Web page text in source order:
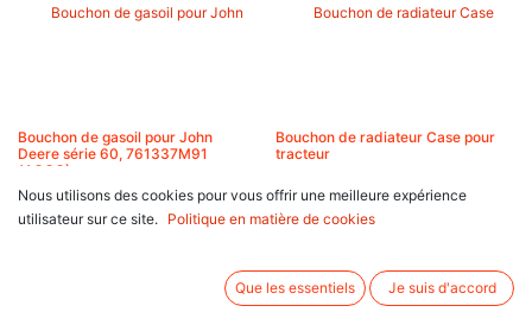
Bouchon de gasoil pour John
Deere série 60, 761337M91
(AGCO)
6,07€
Bouchon de radiateur Case pour
tracteur
6,74€
Nous utilisons des cookies pour vous offrir une meilleure expérience
utilisateur sur ce site.
Politique en matière de cookies
Que les essentiels Je suis d'accord